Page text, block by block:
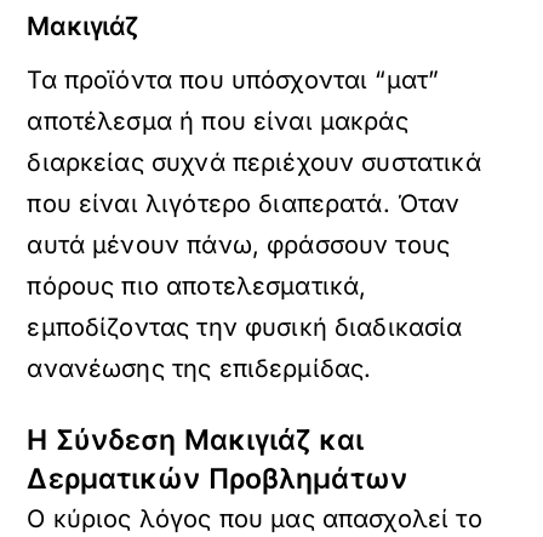
Μακιγιάζ
Τα προϊόντα που υπόσχονται “ματ”
αποτέλεσμα ή που είναι μακράς
διαρκείας συχνά περιέχουν συστατικά
που είναι λιγότερο διαπερατά. Όταν
αυτά μένουν πάνω, φράσσουν τους
πόρους πιο αποτελεσματικά,
εμποδίζοντας την φυσική διαδικασία
ανανέωσης της επιδερμίδας.
Η Σύνδεση Μακιγιάζ και
Δερματικών Προβλημάτων
Ο κύριος λόγος που μας απασχολεί το